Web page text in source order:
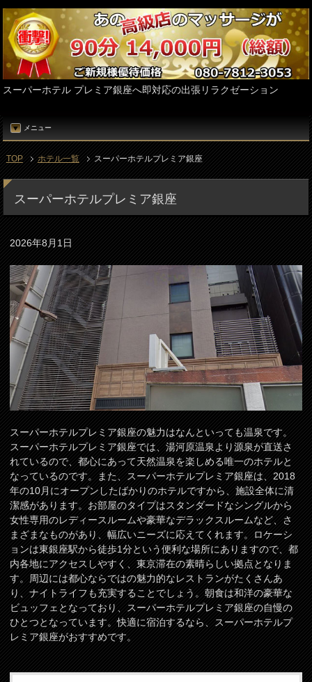
スーパーホテル プレミア銀座へ即対応の出張リラクゼーション
メニュー
TOP ホテル一覧 スーパーホテルプレミア銀座
スーパーホテルプレミア銀座
2026年8月1日
スーパーホテルプレミア銀座の魅力はなんといっても温泉です。
スーパーホテルプレミア銀座では、湯河原温泉より源泉が直送さ
れているので、都心にあって天然温泉を楽しめる唯一のホテルと
なっているのです。また、スーパーホテルプレミア銀座は、2018
年の10月にオープンしたばかりのホテルですから、施設全体に清
潔感があります。お部屋のタイプはスタンダードなシングルから
女性専用のレディースルームや豪華なデラックスルームなど、さ
まざまなものがあり、幅広いニーズに応えてくれます。ロケーシ
ョンは東銀座駅から徒歩1分という便利な場所にありますので、都
内各地にアクセスしやすく、東京滞在の素晴らしい拠点となりま
す。周辺には都心ならではの魅力的なレストランがたくさんあ
り、ナイトライフも充実することでしょう。朝食は和洋の豪華な
ビュッフェとなっており、スーパーホテルプレミア銀座の自慢の
ひとつとなっています。快適に宿泊するなら、スーパーホテルプ
レミア銀座がおすすめです。